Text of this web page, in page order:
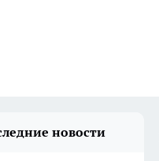
новости